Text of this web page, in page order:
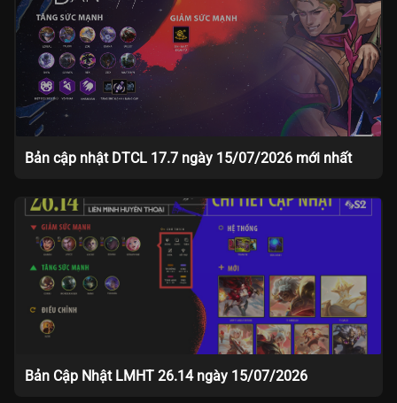
Bản cập nhật DTCL 17.7 ngày 15/07/2026 mới nhất
Bản Cập Nhật LMHT 26.14 ngày 15/07/2026